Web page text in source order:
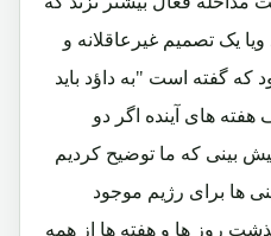
یک تصمیم غیرعاقلانه و
که گفته است "به داؤد باید
های آینده اگر دو
بینی که ما توضیح کردیم
ها برای رژیم موجود
روز ها و هفته ها از همه